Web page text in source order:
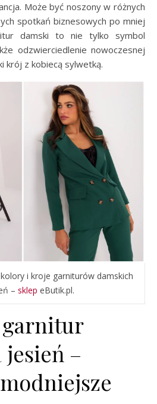
Może być noszony w różnych
spotkań biznesowych po mniej
damski to nie tylko symbol
odzwierciedlenie nowoczesnej
krój z kobiecą sylwetką.
i kroje garniturów damskich
– sklep eButik.pl.
–